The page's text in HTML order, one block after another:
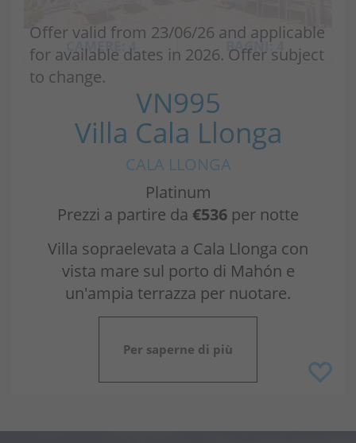
Offer valid from 23/06/26 and applicable
for available dates in 2026. Offer subject
to change.
CAMERE: 4 BAGNI: 4
VN995
Villa Cala Llonga
CALA LLONGA
Platinum
Prezzi a partire da €536 per notte
Villa sopraelevata a Cala Llonga con
vista mare sul porto di Mahón e
un'ampia terrazza per nuotare.
Per saperne di più